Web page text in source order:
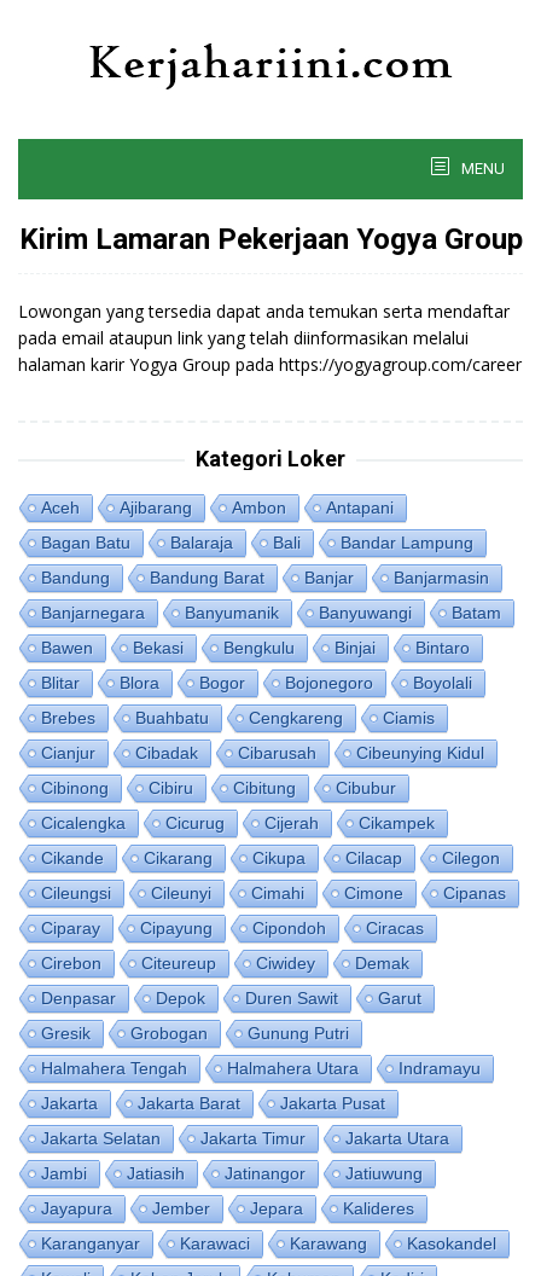
MENU
Kirim Lamaran Pekerjaan Yogya Group
Lowongan yang tersedia dapat anda temukan serta mendaftar
pada email ataupun link yang telah diinformasikan melalui
halaman karir Yogya Group pada https://yogyagroup.com/career
Kategori Loker
Aceh Ajibarang Ambon
Antapani
Bagan Batu
Balaraja Bali
Bandar Lampung
Bandung
Bandung Barat Banjar
Banjarmasin
Banjarnegara
Banyumanik Banyuwangi
Batam
Bawen
Bekasi Bengkulu Binjai
Bintaro
Blitar
Blora Bogor Bojonegoro
Boyolali
Brebes
Buahbatu Cengkareng
Ciamis
Cianjur
Cibadak Cibarusah
Cibeunying Kidul
Cibinong
Cibiru Cibitung
Cibubur
Cicalengka
Cicurug Cijerah
Cikampek
Cikande
Cikarang Cikupa Cilacap
Cilegon
Cileungsi
Cileunyi Cimahi Cimone
Cipanas
Ciparay
Cipayung Cipondoh
Ciracas
Cirebon
Citeureup Ciwidey
Demak
Denpasar
Depok Duren Sawit
Garut
Gresik
Grobogan
Gunung Putri
Halmahera Tengah
Halmahera Utara
Indramayu
Jakarta
Jakarta Barat
Jakarta Pusat
Jakarta Selatan
Jakarta Timur
Jakarta Utara
Jambi
Jatiasih Jatinangor
Jatiuwung
Jayapura
Jember Jepara
Kalideres
Karanganyar
Karawaci Karawang
Kasokandel